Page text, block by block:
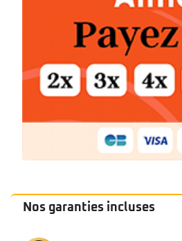
Nos garanties incluses